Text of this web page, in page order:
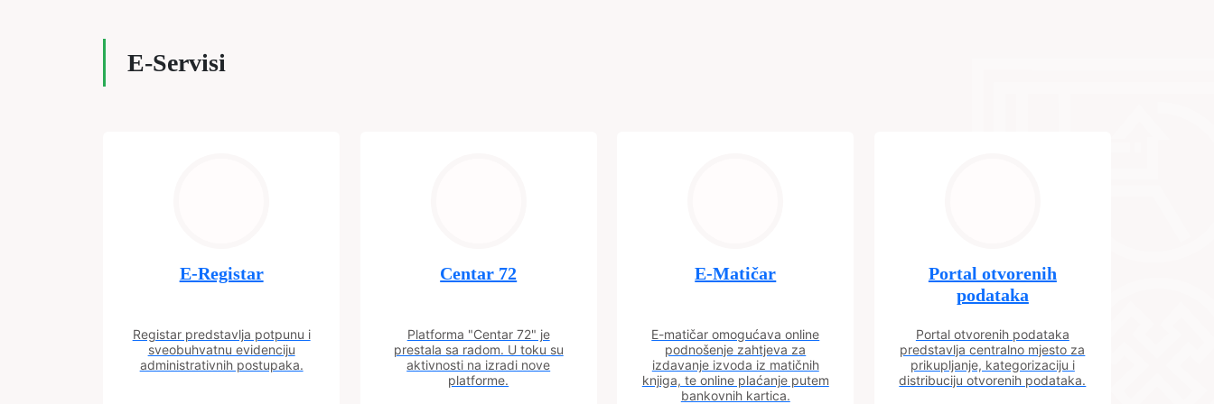
E-Servisi
E-Registar
Registar predstavlja potpunu i
sveobuhvatnu evidenciju
administrativnih postupaka.
Centar 72
Platforma "Centar 72" je
prestala sa radom. U toku su
aktivnosti na izradi nove
platforme.
E-Matičar
E-matičar omogućava online
podnošenje zahtjeva za
izdavanje izvoda iz matičnih
knjiga, te online plaćanje putem
bankovnih kartica.
Portal otvorenih
podataka
Portal otvorenih podataka
predstavlja centralno mjesto za
prikupljanje, kategorizaciju i
distribuciju otvorenih podataka.